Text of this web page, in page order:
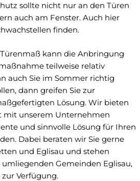
sollte nicht nur an den Türen
auch am Fenster. Auch hier
finden.
kann die Anbringung
teilweise relativ
auch Sie im Sommer richtig
dann greifen Sie zur
Lösung. Wir bieten
mit unserem Unternehmen
und sinnvolle Lösung für Ihren
Dabei beraten wir Sie gerne
und Eglisau und stehen
Gemeinden Eglisau,
Verfügung.